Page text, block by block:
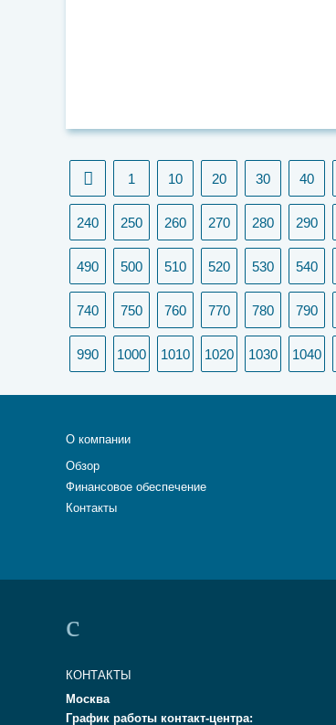
1 10 20 30 40
240 250 260 270 280 290
490 500 510 520 530 540
740 750 760 770 780 790
990 1000 1010 1020 1030 1040
О компании
Обзор
Финансовое обеспечение
Контакты
КОНТАКТЫ
Москва
График работы контакт-центра: